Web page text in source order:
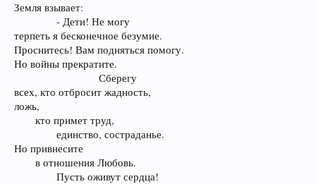
Земля взывает:
- Дети! Не могу​
терпеть я бесконечное безумие.
Проснитесь! Вам подняться помогу.
Но войны прекратите.
Сберегу​
всех, кто отбросит жадность,
ложь,
кто примет труд,
единство, состраданье.​
Но привнесите
в отношения Любовь.
Пусть оживут сердца!​